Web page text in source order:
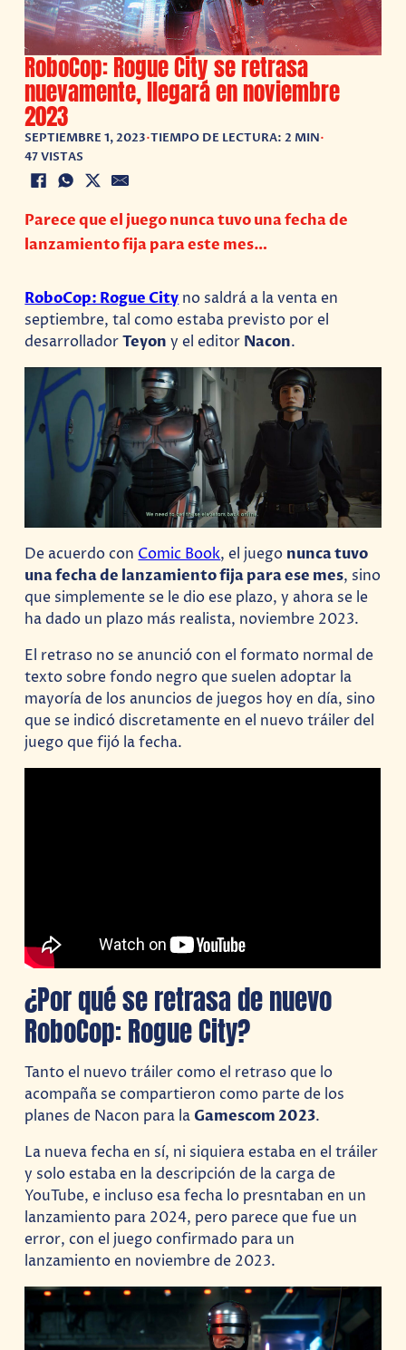
RoboCop: Rogue City se retrasa
nuevamente, llegará en noviembre
2023
SEPTIEMBRE 1, 2023•TIEMPO DE LECTURA: 2 MIN•
47 VISTAS
Parece que el juego nunca tuvo una fecha de
lanzamiento fija para este mes…
RoboCop: Rogue City no saldrá a la venta en
septiembre, tal como estaba previsto por el
desarrolladorTeyon y el editor Nacon.
De acuerdo con Comic Book, el juego nunca tuvo
una fecha de lanzamiento fija para ese mes, sino
que simplemente se le dio ese plazo, y ahora se le
ha dado un plazo más realista, noviembre 2023.
El retraso no se anunció con el formato normal de
texto sobre fondo negro que suelen adoptar la
mayoría de los anuncios de juegos hoy en día, sino
que se indicó discretamente en el nuevo tráiler del
juego que fijó la fecha.
¿Por qué se retrasa de nuevo
RoboCop: Rogue City?
Tanto el nuevo tráiler como el retraso que lo
acompaña se compartieron como parte de los
planes de Nacon para laGamescom 2023.
La nueva fecha en sí, ni siquiera estaba en el tráiler
y solo estaba en la descripción de la carga de
YouTube, e incluso esa fecha lo presntaban en un
lanzamiento para 2024, pero parece que fue un
error, con el juego confirmado para un
lanzamiento en noviembre de 2023.